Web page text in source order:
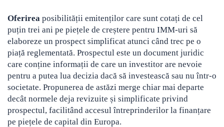
Oferirea posibilității emitenților care sunt cotați de cel
puțin trei ani pe piețele de creștere pentru IMM-uri să
elaboreze un prospect simplificat atunci când trec pe o
piață reglementată. Prospectul este un document juridic
care conține informații de care un investitor are nevoie
pentru a putea lua decizia dacă să investească sau nu într-o
societate. Propunerea de astăzi merge chiar mai departe
decât normele deja revizuite și simplificate privind
prospectul, facilitând accesul întreprinderilor la finanțare
pe piețele de capital din Europa.